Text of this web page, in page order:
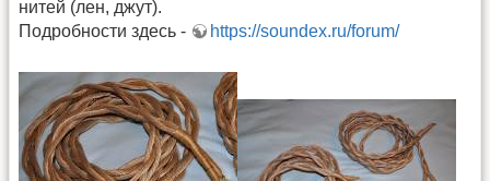
нитей (лен, джут).
Подробности здесь -
https://soundex.ru/forum/